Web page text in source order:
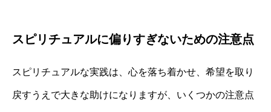
スピリチュアルに偏りすぎないための注意点
スピリチュアルな実践は、心を落ち着かせ、希望を取り
戻すうえで大きな助けになりますが、いくつかの注意点